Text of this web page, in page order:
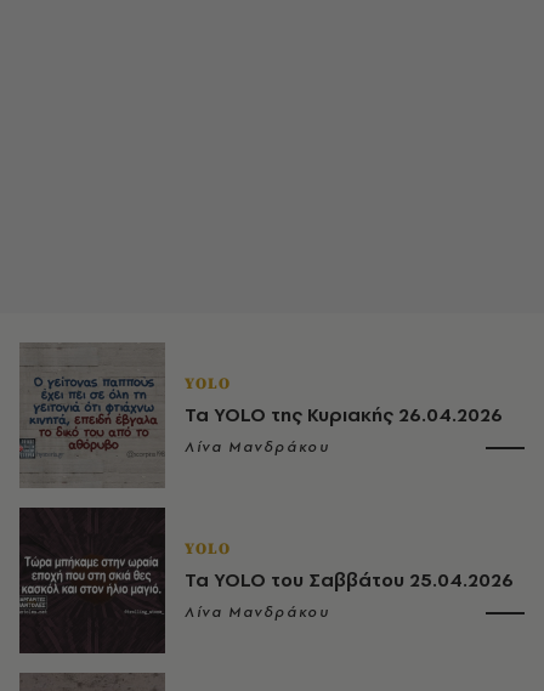
YOLO
Τα YOLO της Κυριακής 26.04.2026
Λίνα Μανδράκου
YOLO
Τα YOLO του Σαββάτου 25.04.2026
Λίνα Μανδράκου